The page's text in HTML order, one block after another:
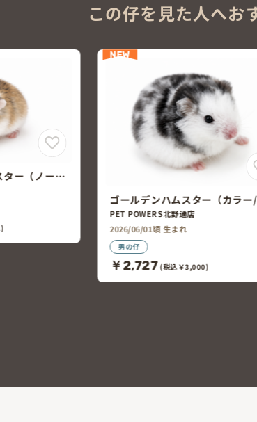
この仔を見た人へお
（カラー/白
NEW
PET POWERS元江別店
2026/07/01頃 生まれ
女の仔
￥3,000